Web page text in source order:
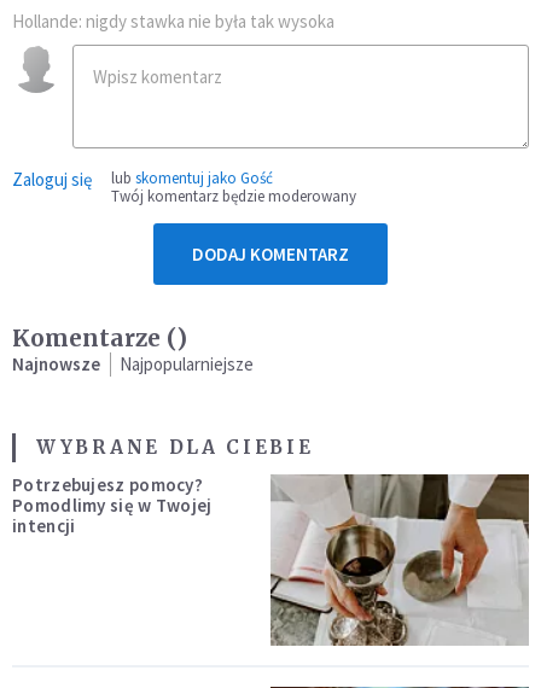
Hollande: nigdy stawka nie była tak wysoka
Zaloguj się lub skomentuj jako Gość
Twój komentarz będzie moderowany
DODAJ KOMENTARZ
Komentarze ()
Najnowsze Najpopularniejsze
WYBRANE DLA CIEBIE
Potrzebujesz pomocy?
Pomodlimy się w Twojej
intencji